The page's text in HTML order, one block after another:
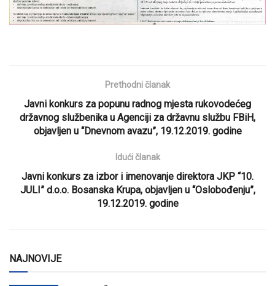
Prethodni članak
Javni konkurs za popunu radnog mjesta rukovodećeg
državnog službenika u Agenciji za državnu službu FBiH,
objavljen u “Dnevnom avazu”, 19.12.2019. godine
Idući članak
Javni konkurs za izbor i imenovanje direktora JKP “10.
JULI” d.o.o. Bosanska Krupa, objavljen u “Oslobođenju”,
19.12.2019. godine
NAJNOVIJE